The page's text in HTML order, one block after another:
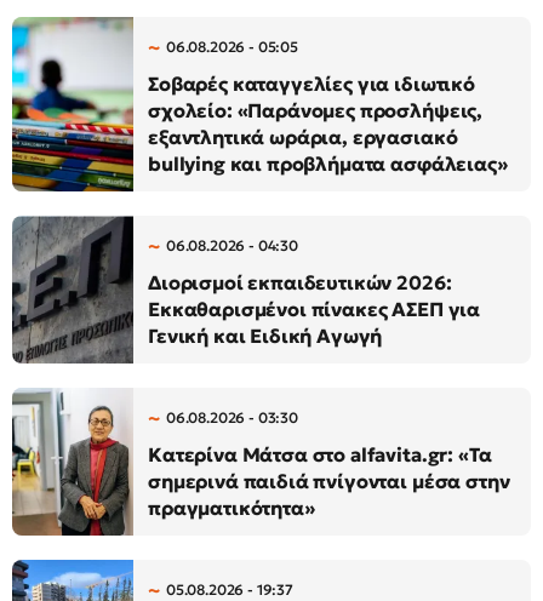
06.08.2026 - 05:05
Σοβαρές καταγγελίες για ιδιωτικό
σχολείο: «Παράνομες προσλήψεις,
εξαντλητικά ωράρια, εργασιακό
bullying και προβλήματα ασφάλειας»
06.08.2026 - 04:30
Διορισμοί εκπαιδευτικών 2026:
Εκκαθαρισμένοι πίνακες ΑΣΕΠ για
Γενική και Ειδική Αγωγή
06.08.2026 - 03:30
Κατερίνα Μάτσα στο alfavita.gr: «Τα
σημερινά παιδιά πνίγονται μέσα στην
πραγματικότητα»
05.08.2026 - 19:37